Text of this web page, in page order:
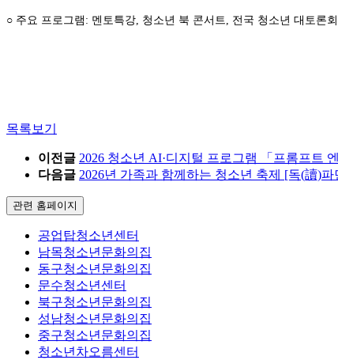
○ 주요 프로그램: 멘토특강, 청소년 북 콘서트, 전국 청소년 대토론
목록보기
이전글 2026 청소년 AI·디지털 프로그램 「프롬프트
다음글 2026년 가족과 함께하는 청소년 축제 [독(讀)파
관련 홈페이지
공업탑청소년센터
남목청소년문화의집
동구청소년문화의집
문수청소년센터
북구청소년문화의집
성남청소년문화의집
중구청소년문화의집
청소년차오름센터